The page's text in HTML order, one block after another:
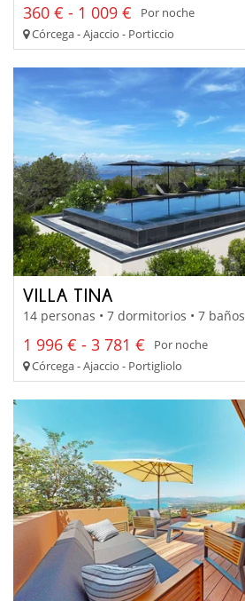
360 € - 1 009 €
Por noche
Córcega - Ajaccio - Porticcio
VILLA TINA
14 personas • 7 dormitorios • 7 baños
1 996 € - 3 781 €
Por noche
Córcega - Ajaccio - Portigliolo